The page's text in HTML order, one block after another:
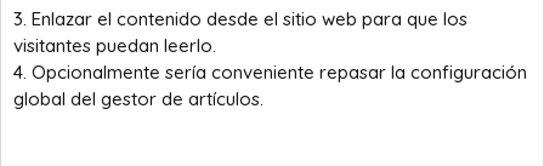
3. Enlazar el contenido desde el sitio web para que los
visitantes puedan leerlo.
4. Opcionalmente sería conveniente repasar la configuración
global del gestor de artículos.